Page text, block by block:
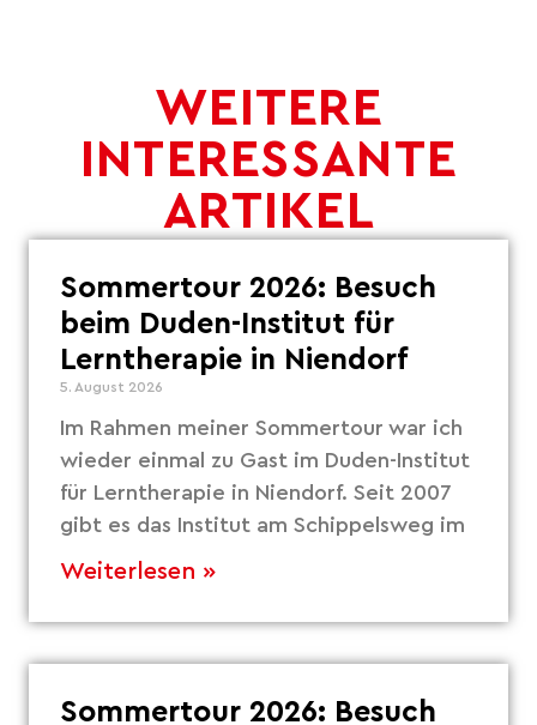
WEITERE
INTERESSANTE
ARTIKEL
Sommertour 2026: Besuch
beim Duden-Institut für
Lerntherapie in Niendorf
5. August 2026
Im Rahmen meiner Sommertour war ich
wieder einmal zu Gast im Duden-Institut
für Lerntherapie in Niendorf. Seit 2007
gibt es das Institut am Schippelsweg im
Weiterlesen »
Sommertour 2026: Besuch